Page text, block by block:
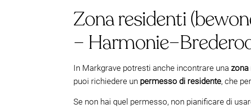
Zona residenti
–
In Markgrave potresti anche incontrare una zona
puoi richiedere un permesso di residente, che
Se non hai quel permesso, non pianificare di